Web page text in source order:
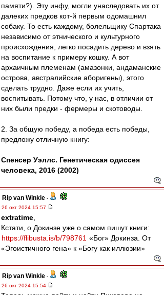
памяти?). Эту инфу, могли унаследовать их от
далеких предков кот-й первым одомашнил
собаку. То есть каждому, болельщику Спартака
независимо от этнического и культурного
происхождения, легко посадить дерево и взять
на воспитание к примеру кошку. А вот
архаичным племенам (амазонки, андаманские
острова, австралийские аборигены), этого
сделать трудно. Даже если их учить,
воспитывать. Потому что, у нас, в отличии от
них были предки - фермеры и скотоводы.
2. За общую победу, а победа есть победы,
предложу отличную книгу:
Спенсер Уэллс. Генетическая одиссея
человека, 2016 (2002)
Rip van Winkle -
26 окт 2024 15:57
extratime
Кстати, о Докинзе уже о самом пишут книги:
https://flibusta.is/b/798761 «Бог» Докинза. От
«Эгоистичного гена» к «Богу как иллюзии»
Rip van Winkle -
26 окт 2024 15:54